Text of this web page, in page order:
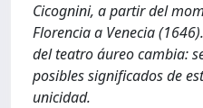
Cicognini, a partir del
Florencia a Venecia
del teatro áureo cambia:
posibles significados de
unicidad.